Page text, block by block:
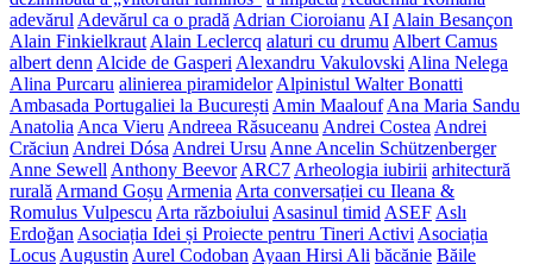
adevărul Adevărul ca o pradă Adrian Cioroianu AI Alain Besançon
Alain Finkielkraut Alain Leclercq alaturi cu drumu Albert Camus
albert denn Alcide de Gasperi Alexandru Vakulovski Alina Nelega
Alina Purcaru alinierea piramidelor Alpinistul Walter Bonatti
Ambasada Portugaliei la București Amin Maalouf Ana Maria Sandu
Anatolia Anca Vieru Andreea Răsuceanu Andrei Costea Andrei
Crăciun Andrei Dósa Andrei Ursu Anne Ancelin Schützenberger
Anne Sewell Anthony Beevor ARC7 Arheologia iubirii arhitectură
rurală Armand Goșu Armenia Arta conversației cu Ileana &
Romulus Vulpescu Arta războiului Asasinul timid ASEF Aslı
Erdoğan Asociația Idei și Proiecte pentru Tineri Activi Asociația
Locus Augustin Aurel Codoban Ayaan Hirsi Ali băcănie Băile